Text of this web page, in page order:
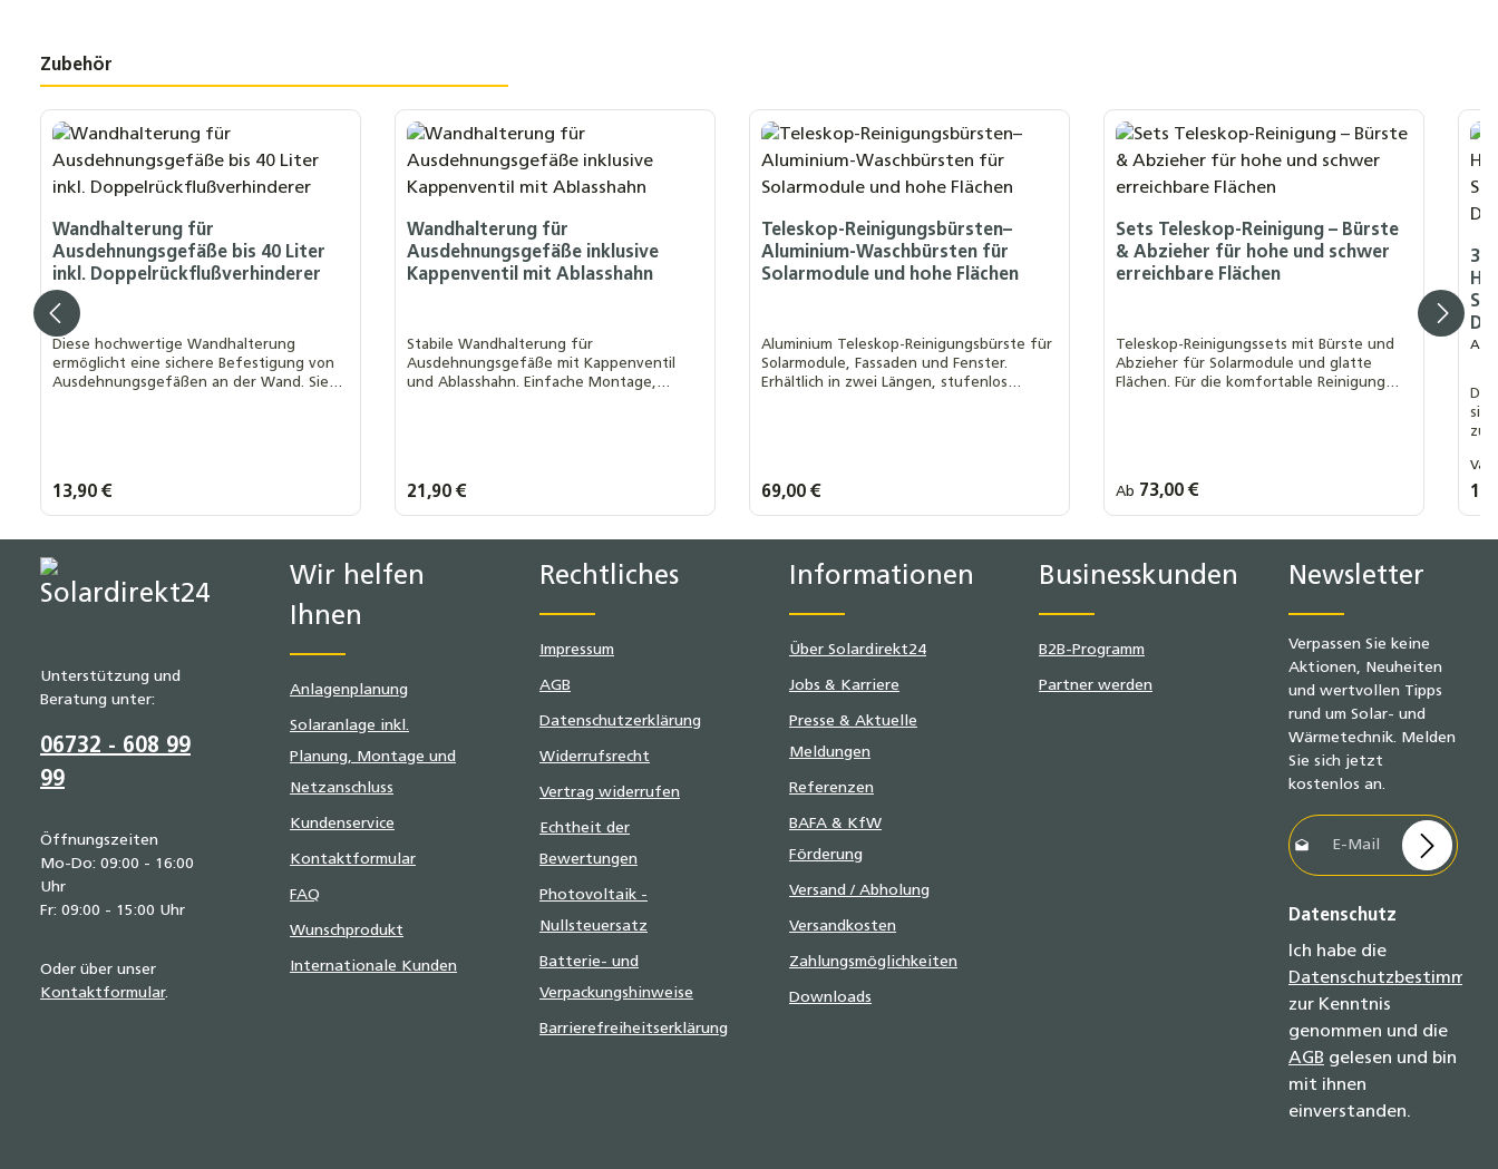
Zubehör
Produktgalerie überspringen
Wandhalterung für
Ausdehnungsgefäße bis 40 Liter
inkl. Doppelrückflußverhinderer
Diese hochwertige Wandhalterung
ermöglicht eine sichere Befestigung von
Ausdehnungsgefäßen an der Wand. Sie
Regulärer Preis:
13,90 €
Wandhalterung für
Ausdehnungsgefäße inklusive
Kappenventil mit Ablasshahn
Stabile Wandhalterung für
Ausdehnungsgefäße mit Kappenventil
und Ablasshahn. Einfache Montage,
Regulärer Preis:
21,90 €
Teleskop-Reinigungsbürsten–
Aluminium-Waschbürsten für
Solarmodule und hohe Flächen
Aluminium Teleskop-Reinigungsbürste für
Solarmodule, Fassaden und Fenster.
Erhältlich in zwei Längen, stufenlos
Regulärer Preis:
69,00 €
Sets Teleskop-Reinigung – Bürste
& Abzieher für hohe und schwer
erreichbare Flächen
Teleskop-Reinigungssets mit Bürste und
Abzieher für Solarmodule und glatte
Flächen. Für die komfortable Reinigung
Regulärer Preis:
Ab 73,00 €
Die
Unterstützung und
Beratung unter:
06732 - 608 99
99
Öffnungszeiten
Mo-Do: 09:00 - 16:00
Uhr
Fr: 09:00 - 15:00 Uhr
Oder über unser
Kontaktformular.
Wir helfen
Ihnen
Anlagenplanung
Solaranlage inkl.
Planung, Montage und
Netzanschluss
Kundenservice
Kontaktformular
FAQ
Wunschprodukt
Internationale Kunden
Rechtliches
Impressum
AGB
Datenschutzerklärung
Widerrufsrecht
Vertrag widerrufen
Echtheit der
Bewertungen
Photovoltaik -
Nullsteuersatz
Batterie- und
Verpackungshinweise
Barrierefreiheitserklärung
Informationen
Über Solardirekt24
Jobs & Karriere
Presse & Aktuelle
Meldungen
Referenzen
BAFA & KfW
Förderung
Versand / Abholung
Versandkosten
Zahlungsmöglichkeiten
Downloads
Businesskunden
B2B-Programm
Partner werden
Newsletter
Verpassen Sie keine
Aktionen, Neuheiten
und wertvollen Tipps
rund um Solar- und
Wärmetechnik. Melden
Sie sich jetzt
kostenlos an.
E-Mail-Adresse*
Datenschutz
Ich habe die
zur Kenntnis
genommen und die
AGB gelesen und bin
mit ihnen
einverstanden.